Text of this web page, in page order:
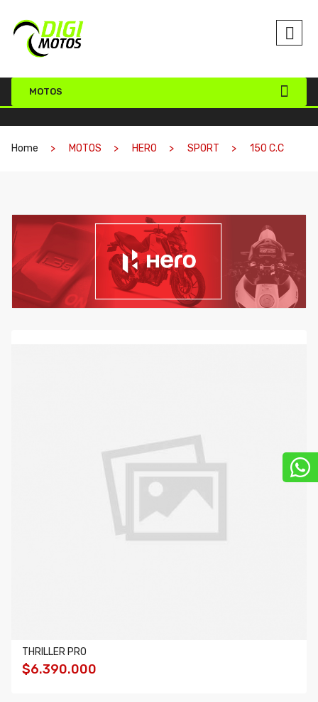
MOTOS
Home MOTOS HERO SPORT 150 C.C
THRILLER PRO
$6.390.000